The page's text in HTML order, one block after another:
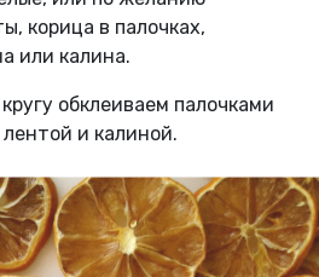
корица в палочках,
или калина.
обклеиваем палочками
и калиной.